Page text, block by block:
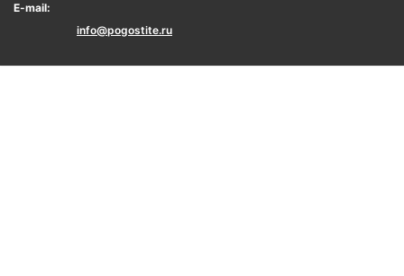
E-mail:
info@pogostite.ru